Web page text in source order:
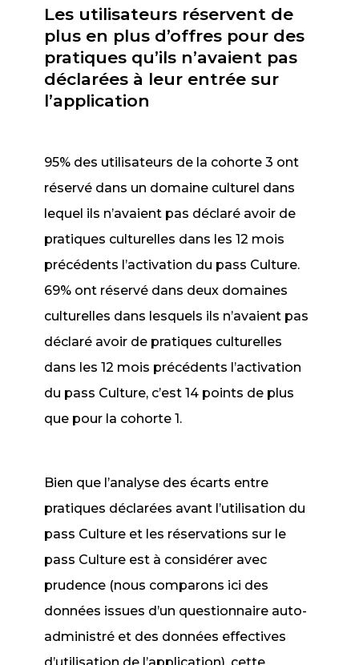
Les utilisateurs réservent de
plus en plus d’offres pour des
pratiques qu’ils n’avaient pas
déclarées à leur entrée sur
l’application
95% des utilisateurs de la cohorte 3 ont
réservé dans un domaine culturel dans
lequel ils n’avaient pas déclaré avoir de
pratiques culturelles dans les 12 mois
précédents l’activation du pass Culture.
69% ont réservé dans deux domaines
culturelles dans lesquels ils n’avaient pas
déclaré avoir de pratiques culturelles
dans les 12 mois précédents l’activation
du pass Culture, c’est 14 points de plus
que pour la cohorte 1.
Bien que l’analyse des écarts entre
pratiques déclarées avant l’utilisation du
pass Culture et les réservations sur le
pass Culture est à considérer avec
prudence (nous comparons ici des
données issues d’un questionnaire auto-
administré et des données effectives